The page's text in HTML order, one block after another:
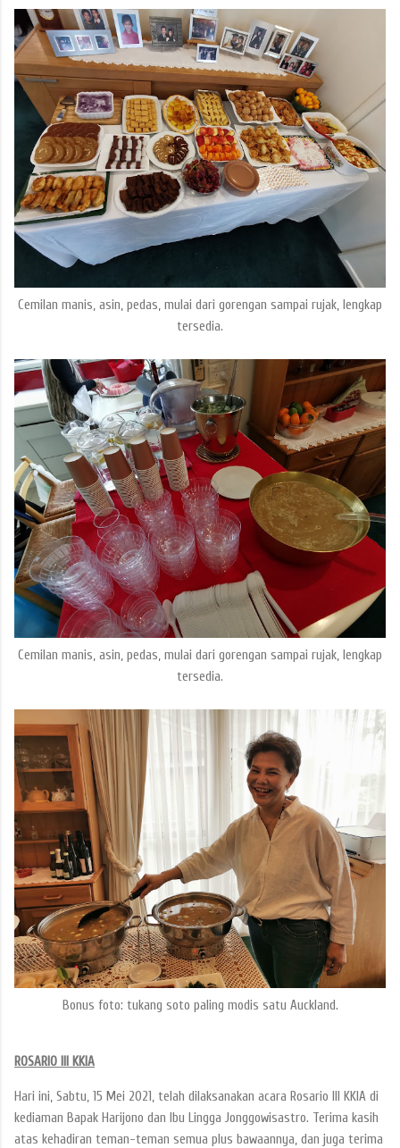
Cemilan manis, asin, pedas, mulai dari gorengan sampai rujak, lengkap
tersedia.
Cemilan manis, asin, pedas, mulai dari gorengan sampai rujak, lengkap
tersedia.
Bonus foto: tukang soto paling modis satu Auckland.
ROSARIO III KKIA
Hari ini, Sabtu, 15 Mei 2021, telah dilaksanakan acara Rosario III KKIA di
kediaman Bapak Harijono dan Ibu Lingga Jonggowisastro. Terima kasih
atas kehadiran teman-teman semua plus bawaannya, dan juga terima